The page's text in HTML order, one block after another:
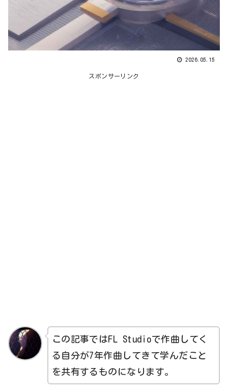
2026.05.15
スポンサーリンク
この記事ではFL Studioで作曲してく
る自分が7年作曲してきて学んだこと
を共有するものになります。